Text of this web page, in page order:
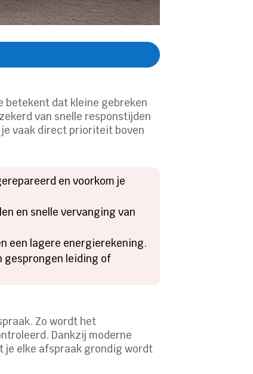
betekent dat kleine gebreken
van snelle responstijden
vaak direct prioriteit boven
en voorkom je
en snelle vervanging van
een lagere energierekening.
gesprongen leiding of
Zo wordt het
Dankzij moderne
elke afspraak grondig wordt